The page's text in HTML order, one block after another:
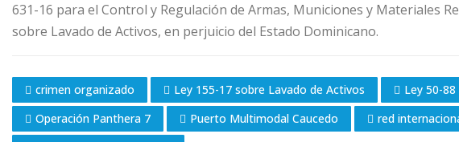
631-16 para el Control y Regulación de Armas, Municiones y Materiales
sobre Lavado de Activos, en perjuicio del Estado Dominicano.
crimen organizado Ley 155-17 sobre Lavado de Activos Ley 50-88
Operación Panthera 7
Puerto Multimodal Caucedo
red